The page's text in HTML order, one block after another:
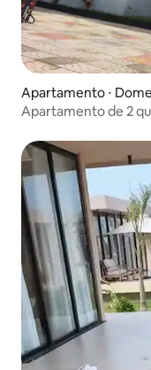
Apartamento ⋅
Apartamento de 2